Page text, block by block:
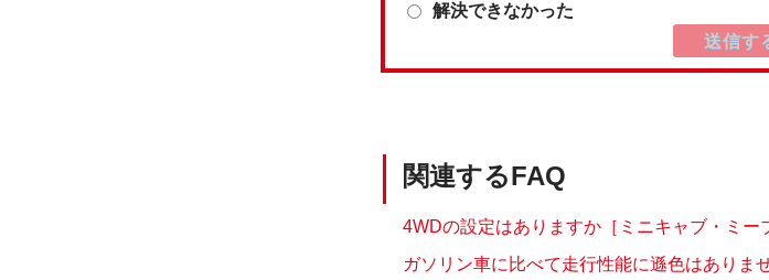
解決できなかった
関連するFAQ
4WDの設定はありますか［ミニキャブ・ミー
ガソリン車に比べて走行性能に遜色はありま